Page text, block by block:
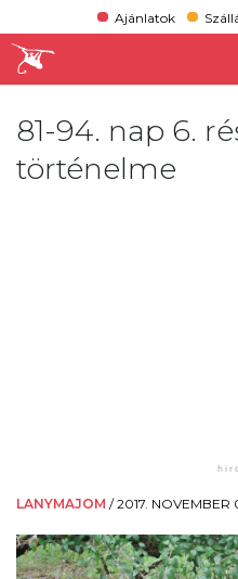
Ajánlatok
81-94. nap 6.
történelme
LANYMAJOM /2017. NOVEMBER